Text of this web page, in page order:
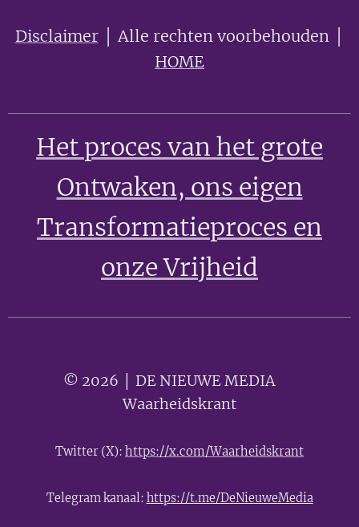
Disclaimer│ Alle rechten voorbehouden │
HOME
Het proces van het grote
Ontwaken, ons eigen
Transformatieproces en
onze Vrijheid
© 2026 │ DE NIEUWE MEDIA 🟣
Waarheidskrant
Twitter (X): https://x.com/Waarheidskrant
Telegram kanaal: https://t.me/DeNieuweMedia